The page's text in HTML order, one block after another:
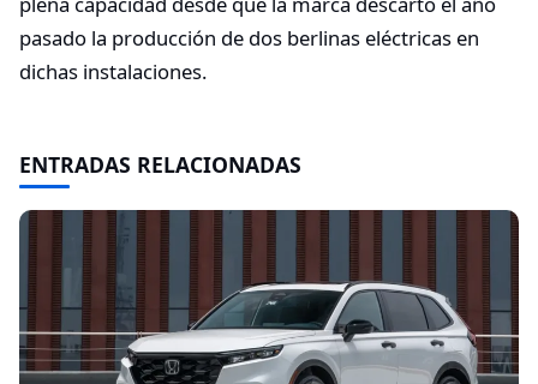
pasado la producción de dos berlinas eléctricas en
dichas instalaciones.
ENTRADAS RELACIONADAS